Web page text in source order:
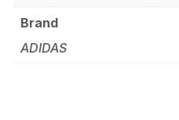
Brand
ADIDAS